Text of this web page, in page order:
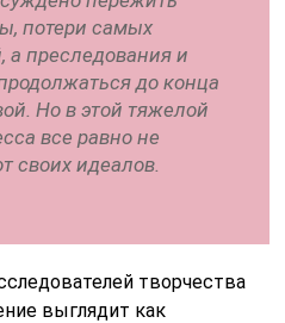
потери самых
а преследования и
до конца
Но в этой тяжелой
все равно не
своих идеалов.
творчества
выглядит как